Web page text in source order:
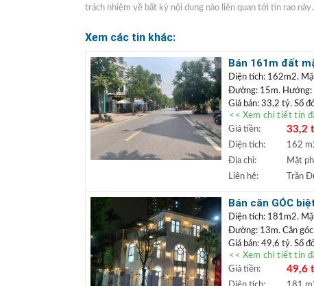
trách nhiệm về bất kỳ nội dung nào liên quan tới tin rao
Xem các tin khác:
Bán 161m đất
doanh
Diện tích: 162m2.
Đường: 15m. Hướng:
Giá bán: 33,2 tỷ. Sổ
Vị trí: Lôđất nằm mặt
mặt tiền rộng, có thể
thoáng, gần hồ điều
+++ Liên hệ xem đất
+ TRẦN ĐỨC
Lâm.
+ Bất động sản
ngân hàng lãi
<< Xem chi tiết tin
Giá tiền:
33,2
Diện tích:
162
Địa chỉ:
Mặt
Liên hệ:
Trần
Bán căn GÓC
khai thác kinh
Diện tích: 181m2.
Đường: 13m. Căn
Giá bán: 49,6 tỷ. Sổ
Căn biệt thự góc
uất, có thể khai
gần trung tâm
<< Xem chi tiết tin
Giá tiền:
49,6